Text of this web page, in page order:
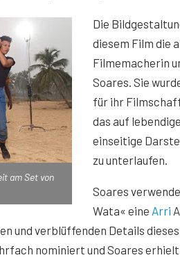
am Set von
Die
diesem Film die
Filmemacherin
Soares. Sie
für ihr
das auf
einseitige
zu unterlaufen.
Soares
Wata« eine Arri
und verblüffenden Details
nominiert und Soares